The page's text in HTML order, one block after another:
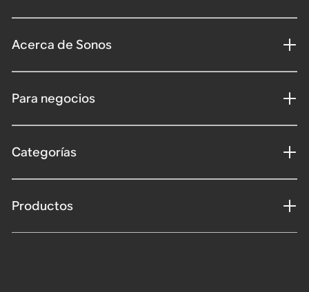
Acerca de Sonos
Para negocios
Categorías
Productos